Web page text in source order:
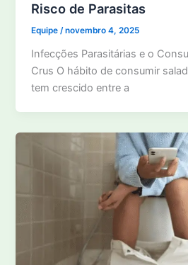
Risco de Parasitas
Equipe/novembro 4, 2025
Infecções Parasitárias e o
Crus O hábito de consumir
tem crescido entre a